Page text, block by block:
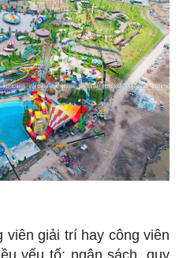
giải trí hay công viên
yếu tố: ngân sách, quy